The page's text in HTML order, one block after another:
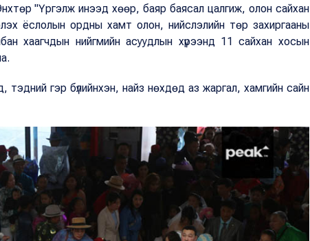
"Үргэлж инээд хөөр, баяр баясал цалгиж, олон сайхан
ёслолын ордны хамт олон, нийслэлийн төр захиргааны
хаагчдын нийгмийн асуудлын хүрээнд 11 сайхан хосын
гэр бүлийнхэн, найз нөхдөд аз жаргал, хамгийн сайн